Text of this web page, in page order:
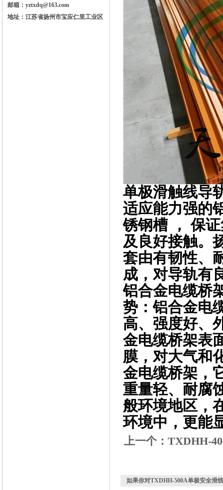
邮箱：yztxdq@163.com
地址：江苏省扬州市宝应仁里工业区
单极滑触线导
适应能力强的
锈钢槽 ， 保
及良好接触。
套由有韧性、
成，对导轨有
铝合金电缆桥
势：铝合金电
高、强度好、
金电缆桥架表
膜，对大气和
金电缆桥架，
重量轻、耐腐
般环境地区，
环境中，更能
上一个： TXDHH-
如果你对TXDHH-500A单极安全滑线